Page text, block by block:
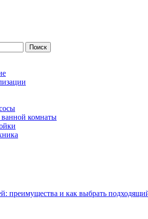
ванной комнаты
преимущества и как выбрать